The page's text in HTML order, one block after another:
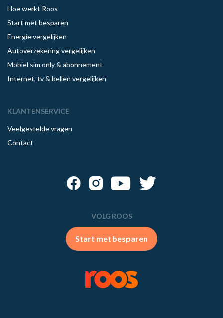
Hoe werkt Roos
Start met besparen
Energie vergelijken
Autoverzekering vergelijken
Mobiel sim only & abonnement
Internet, tv & bellen vergelijken
KLANTENSERVICE
Veelgestelde vragen
Contact
VOLG ROOS
Start met besparen